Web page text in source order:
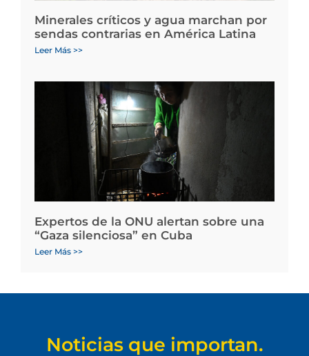
Minerales críticos y agua marchan por
sendas contrarias en América Latina
Leer Más >>
Expertos de la ONU alertan sobre una
“Gaza silenciosa” en Cuba
Leer Más >>
Noticias que importan.